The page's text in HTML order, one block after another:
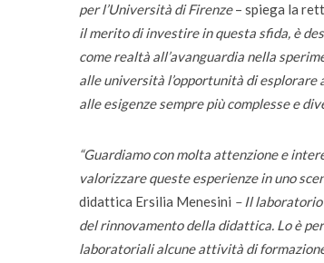
per l’Università di Firenze– spiega la
il merito di investire in questa sfida, è
come realtà all’avanguardia nella
alle università l’opportunità di
alle esigenze sempre più complesse e
“Guardiamo con molta attenzione e
valorizzare queste esperienze in uno
didattica Ersilia Menesini – Il laboratorio
del rinnovamento della didattica. Lo è
laboratoriali alcune attività di